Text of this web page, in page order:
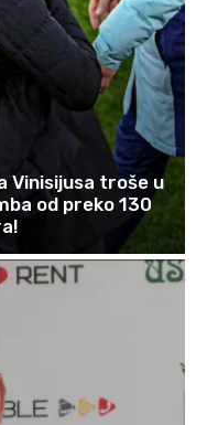
Vinisijusa troše u
od preko 130